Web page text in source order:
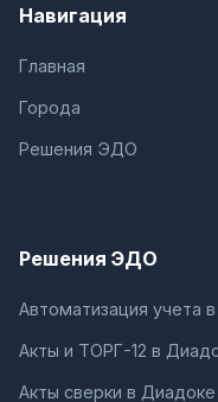
Навигация
Главная
Города
Решения ЭДО
Решения ЭДО
Автоматизация учета
Акты и ТОРГ-12 в
Акты сверки в Диадоке